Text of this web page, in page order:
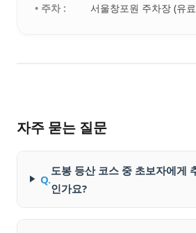
• 주차 :
서울창포원 주차장 (유
자주 묻는 질문
Q.
도봉 등산 코스 중 초보자에게
인가요?